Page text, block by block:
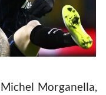
Morganella,